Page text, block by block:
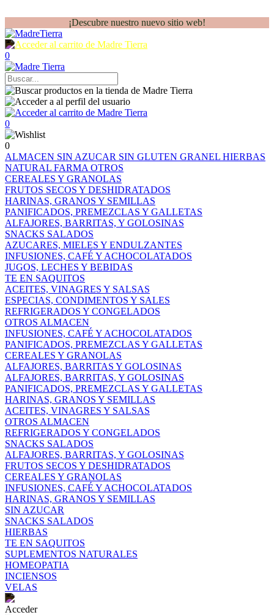
¡Descubre nuestro nuevo sitio web!
0
0
0
ALMACEN SIN AZUCAR SIN GLUTEN GRANEL HIERBAS
NATURAL FARMA OTROS
CEREALES Y GRANOLAS
FRUTOS SECOS Y DESHIDRATADOS
HARINAS, GRANOS Y SEMILLAS
PANIFICADOS, PREMEZCLAS Y GALLETAS
ALFAJORES, BARRITAS, Y GOLOSINAS
SNACKS SALADOS
AZUCARES, MIELES Y ENDULZANTES
INFUSIONES, CAFÉ Y ACHOCOLATADOS
JUGOS, LECHES Y BEBIDAS
TE EN SAQUITOS
ACEITES, VINAGRES Y SALSAS
ESPECIAS, CONDIMENTOS Y SALES
REFRIGERADOS Y CONGELADOS
OTROS ALMACEN
INFUSIONES, CAFÉ Y ACHOCOLATADOS
PANIFICADOS, PREMEZCLAS Y GALLETAS
CEREALES Y GRANOLAS
ALFAJORES, BARRITAS Y GOLOSINAS
ALFAJORES, BARRITAS, Y GOLOSINAS
PANIFICADOS, PREMEZCLAS Y GALLETAS
HARINAS, GRANOS Y SEMILLAS
ACEITES, VINAGRES Y SALSAS
OTROS ALMACEN
REFRIGERADOS Y CONGELADOS
SNACKS SALADOS
ALFAJORES, BARRITAS, Y GOLOSINAS
FRUTOS SECOS Y DESHIDRATADOS
CEREALES Y GRANOLAS
INFUSIONES, CAFÉ Y ACHOCOLATADOS
HARINAS, GRANOS Y SEMILLAS
SIN AZUCAR
SNACKS SALADOS
HIERBAS
TE EN SAQUITOS
SUPLEMENTOS NATURALES
HOMEOPATIA
INCIENSOS
VELAS
Acceder